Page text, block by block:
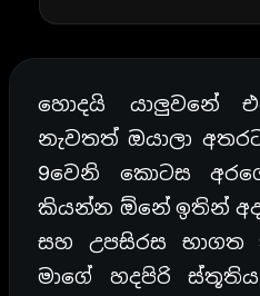
හොදයි යාලුවනේ
නැවතත් ඔයාලා
9වෙනි කොටස
කියන්න ඕනේ ඉතින්
සහ උපසිරස භාගත
මාගේ හදපිරි